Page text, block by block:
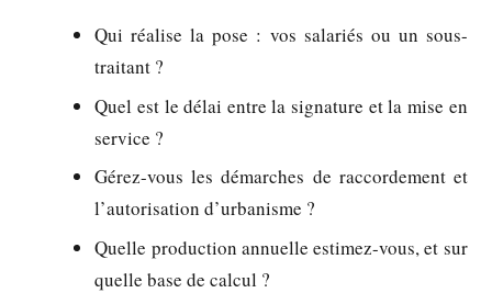
Qui réalise la pose : vos salariés ou un sous-
traitant ?
Quel est le délai entre la signature et la mise en
service ?
Gérez-vous les démarches de raccordement et
l’autorisation d’urbanisme ?
Quelle production annuelle estimez-vous, et sur
quelle base de calcul ?